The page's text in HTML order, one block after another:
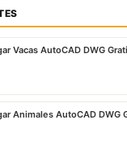
Vacas AutoCAD DWG
Animales AutoCAD DWG